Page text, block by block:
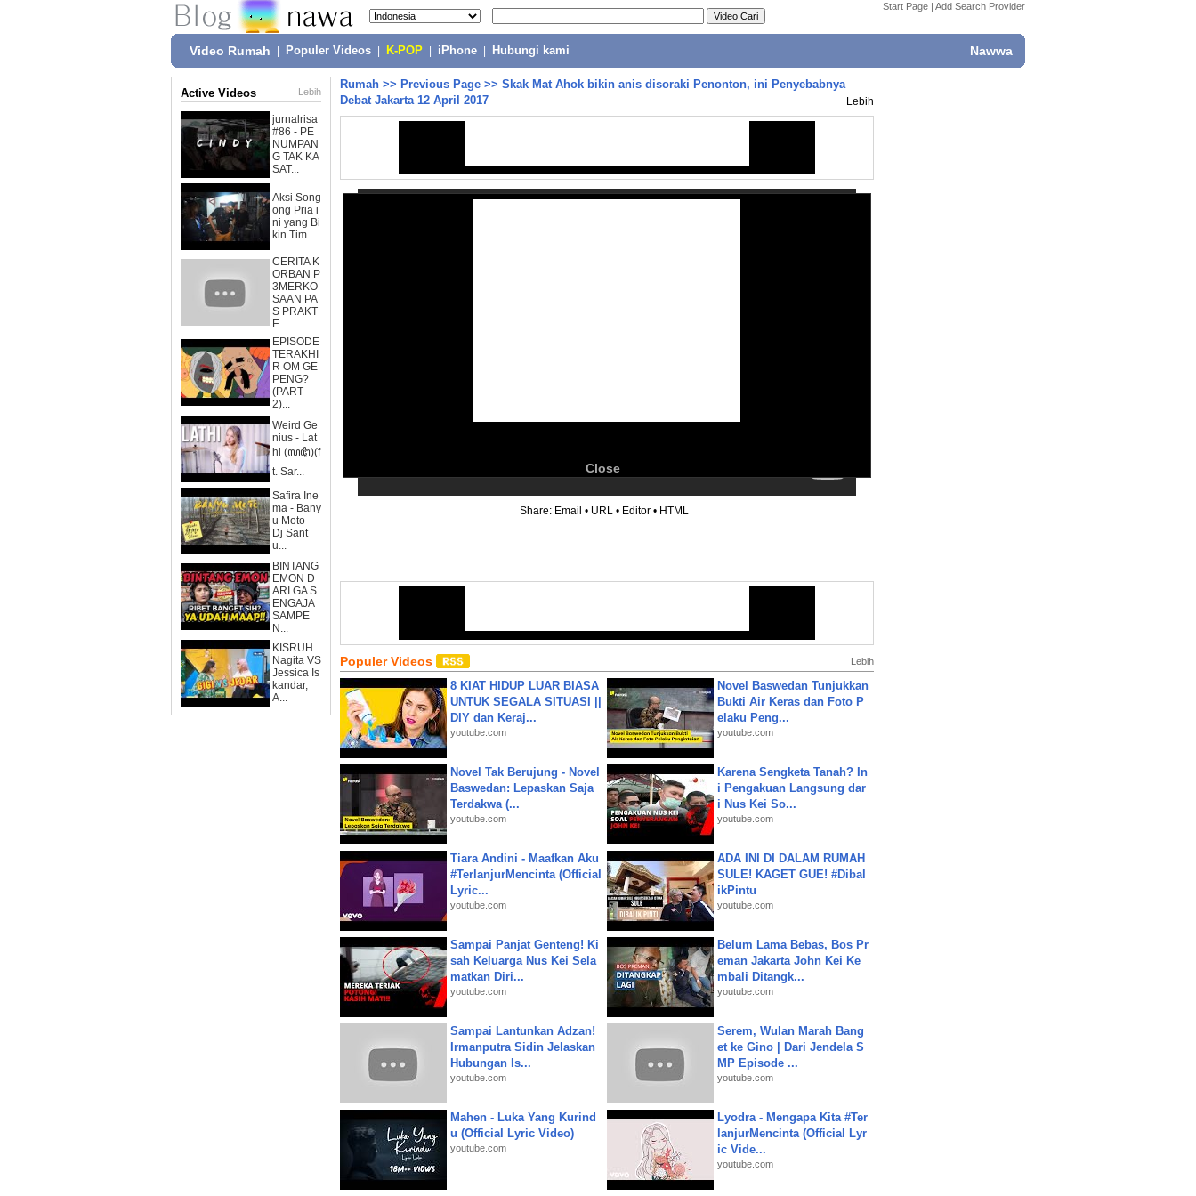
Start Page | Add Search Provider
Video Rumah Populer Videos K-POP iPhone Hubungi kami Nawwa
Active Videos Lebih
jurnalrisa
#86 - PE
NUMPAN
G TAK KA
SAT...
Aksi Song
ong Pria i
ni yang Bi
kin Tim...
CERITA K
ORBAN P
3MERKO
SAAN PA
S PRAKT
E...
EPISODE
TERAKHI
R OM GE
PENG?
(PART
2)...
Weird Ge
nius - Lat
hi (ꦭꦛꦶ)(f
t. Sar...
Safira Ine
ma - Bany
u Moto -
Dj Sant
u...
BINTANG
EMON D
ARI GA S
ENGAJA
SAMPE
N...
KISRUH
Nagita VS
Jessica Is
kandar,
A...
Rumah >> Previous Page >> Skak Mat Ahok bikin anis disoraki Penonton, ini Penyebabnya
Debat Jakarta 12 April 2017
Lebih
Close
Share: Email • URL • Editor • HTML
Populer Videos Lebih
8 KIAT HIDUP LUAR BIASA
UNTUK SEGALA SITUASI ||
DIY dan Keraj...
youtube.com
Novel Baswedan Tunjukkan
Bukti Air Keras dan Foto P
elaku Peng...
youtube.com
Novel Tak Berujung - Novel
Baswedan: Lepaskan Saja
Terdakwa (...
youtube.com
Karena Sengketa Tanah? In
i Pengakuan Langsung dar
i Nus Kei So...
youtube.com
Tiara Andini - Maafkan Aku
#TerlanjurMencinta (Official
Lyric...
youtube.com
ADA INI DI DALAM RUMAH
SULE! KAGET GUE! #Dibal
ikPintu
youtube.com
Sampai Panjat Genteng! Ki
sah Keluarga Nus Kei Sela
matkan Diri...
youtube.com
Belum Lama Bebas, Bos Pr
eman Jakarta John Kei Ke
mbali Ditangk...
youtube.com
Sampai Lantunkan Adzan!
Irmanputra Sidin Jelaskan
Hubungan Is...
youtube.com
Serem, Wulan Marah Bang
et ke Gino | Dari Jendela S
MP Episode ...
youtube.com
Mahen - Luka Yang Kurind
u (Official Lyric Video)
youtube.com
Lyodra - Mengapa Kita #Ter
lanjurMencinta (Official Lyr
ic Vide...
youtube.com